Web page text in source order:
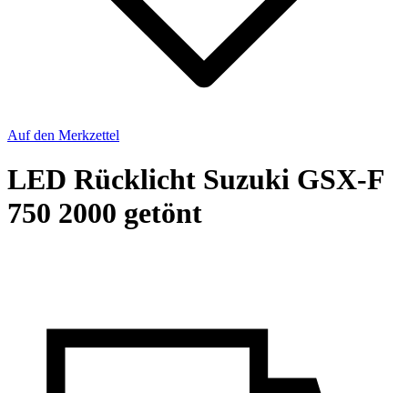
Auf den Merkzettel
LED Rücklicht Suzuki GSX-F
750 2000 getönt